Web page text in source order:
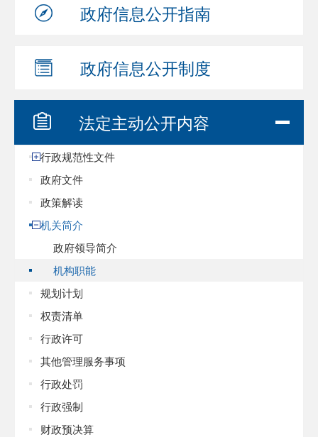
政府信息公开指南
政府信息公开制度
法定主动公开内容
行政规范性文件
政府文件
政策解读
机关简介
政府领导简介
机构职能
规划计划
权责清单
行政许可
其他管理服务事项
行政处罚
行政强制
财政预决算